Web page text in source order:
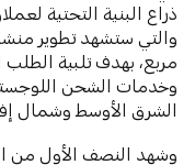
مربع، بهدف تلبية الطلب
وخدمات الشحن
الشرق الأوسط وشمال